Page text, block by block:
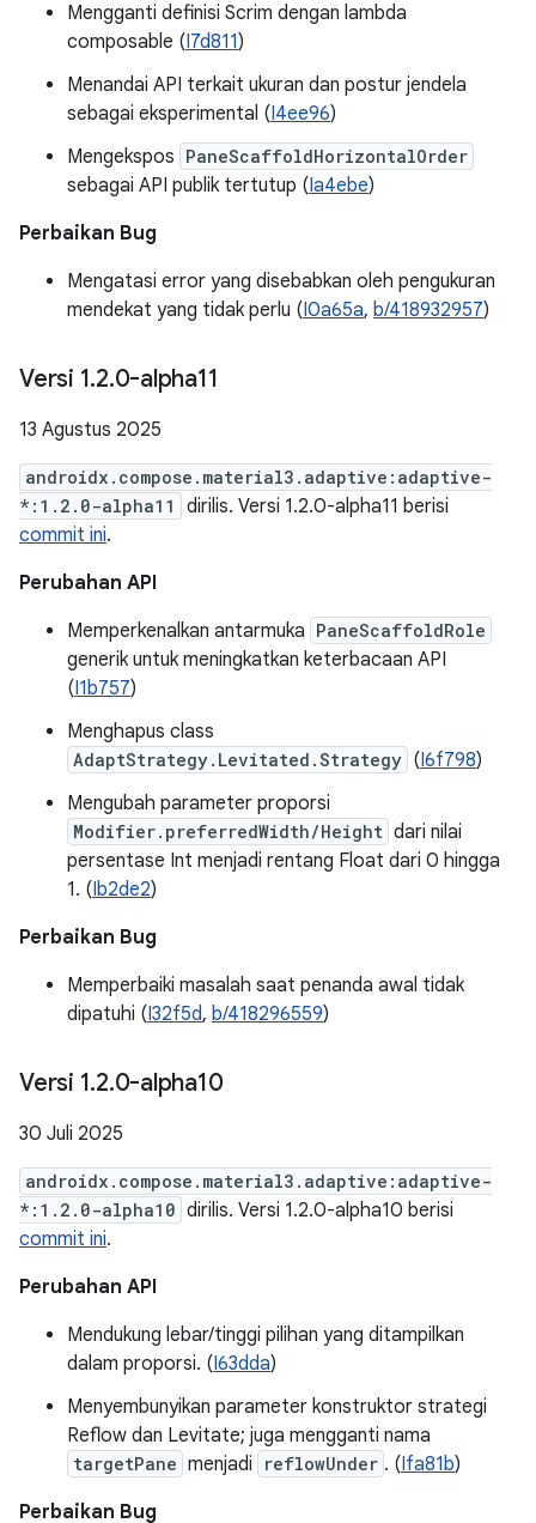
Mengganti definisi Scrim dengan lambda
composable (I7d811)
Menandai API terkait ukuran dan postur jendela
sebagai eksperimental (I4ee96)
Mengekspos PaneScaffoldHorizontalOrder
sebagai API publik tertutup (Ia4ebe)
Perbaikan Bug
Mengatasi error yang disebabkan oleh pengukuran
mendekat yang tidak perlu (I0a65a, b/418932957)
Versi 1.2.0-alpha11
13 Agustus 2025
androidx.compose.material3.adaptive:adaptive-
*:1.2.0-alpha11
dirilis. Versi 1.2.0-alpha11 berisi
commit ini.
Perubahan API
Memperkenalkan antarmuka PaneScaffoldRole
generik untuk meningkatkan keterbacaan API
(I1b757)
Menghapus class
AdaptStrategy.Levitated.Strategy (I6f798)
Mengubah parameter proporsi
Modifier.preferredWidth/Height dari nilai
persentase Int menjadi rentang Float dari 0 hingga
1. (Ib2de2)
Perbaikan Bug
Memperbaiki masalah saat penanda awal tidak
dipatuhi (I32f5d, b/418296559)
Versi 1.2.0-alpha10
30 Juli 2025
androidx.compose.material3.adaptive:adaptive-
*:1.2.0-alpha10 dirilis. Versi 1.2.0-alpha10 berisi
commit ini.
Perubahan API
Mendukung lebar/tinggi pilihan yang ditampilkan
dalam proporsi. (I63dda)
Menyembunyikan parameter konstruktor strategi
Reflow dan Levitate; juga mengganti nama
targetPane menjadi reflowUnder . (Ifa81b)
Perbaikan Bug